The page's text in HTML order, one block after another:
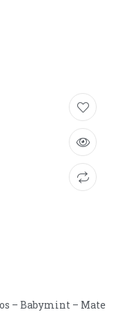
– Babymint – Mate